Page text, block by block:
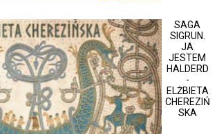
SAGA
SIGRUN.
JA
JESTEM
HALDERD
-
ELŻBIETA
CHEREZIŃ
SKA